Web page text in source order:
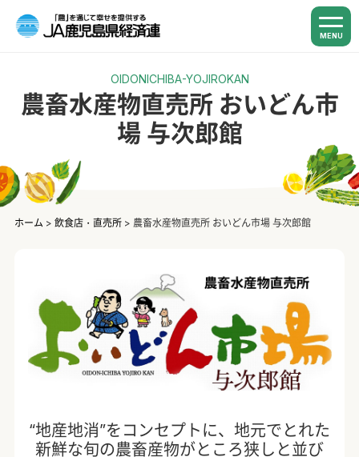
MENU
OIDONICHIBA-YOJIROKAN
農畜水産物直売所 おいどん市
場 与次郎館
ホーム > 飲食店・直売所> 農畜水産物直売所 おいどん市場 与次郎館
“地産地消”をコンセプトに、地元でとれた
新鮮な旬の農畜産物がところ狭しと並び